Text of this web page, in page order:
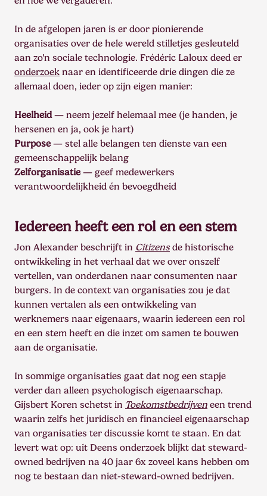
In de afgelopen jaren is er door pionierende
organisaties over de hele wereld stilletjes gesleuteld
aan zo’n sociale technologie. Frédéric Laloux deed er
onderzoek naar en identificeerde drie dingen die ze
allemaal doen, ieder op zijn eigen manier:
Heelheid— neem jezelf helemaal mee (je handen, je
hersenen en ja, ook je hart)
Purpose— stel alle belangen ten dienste van een
gemeenschappelijk belang
Zelforganisatie— geef medewerkers
verantwoordelijkheid én bevoegdheid
Iedereen heeft een rol en een stem
Jon Alexander beschrijft in Citizensde historische
ontwikkeling in het verhaal dat we over onszelf
vertellen, van onderdanen naar consumenten naar
burgers. In de context van organisaties zou je dat
kunnen vertalen als een ontwikkeling van
werknemers naar eigenaars, waarin iedereen een rol
en een stem heeft en die inzet om samen te bouwen
aan de organisatie.
In sommige organisaties gaat dat nog een stapje
verder dan alleen psychologisch eigenaarschap.
Gijsbert Koren schetst in Toekomstbedrijven een trend
waarin zelfs het juridisch en financieel eigenaarschap
van organisaties ter discussie komt te staan. En dat
levert wat op: uit Deens onderzoek blijkt dat steward-
owned bedrijven na 40 jaar 6x zoveel kans hebben om
nog te bestaan dan niet-steward-owned bedrijven.